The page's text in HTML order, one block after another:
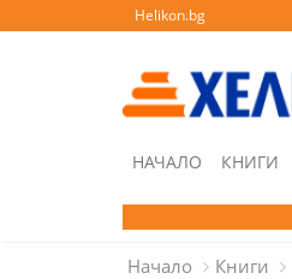
Helikon.bg
НАЧАЛО КНИГИ
Начало Книги